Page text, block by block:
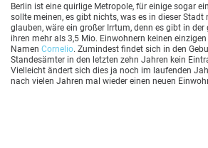
Berlin ist eine quirlige Metropole, für einige sogar
sollte meinen, es gibt nichts, was es in dieser Stadt
glauben, wäre ein großer Irrtum, denn es gibt in
ihren mehr als 3,5 Mio. Einwohnern keinen
Namen Cornelio. Zumindest findet sich in den
Standesämter in den letzten zehn Jahren kein
Vielleicht ändert sich dies ja noch im laufenden
nach vielen Jahren mal wieder einen neuen